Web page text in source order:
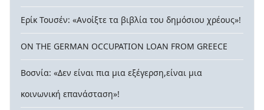
Ερίκ Τουσέν: «Ανοίξτε τα βιβλία του δημόσιου χρέους»!
ON THE GERMAN OCCUPATION LOAN FROM GREECE
Βοσνία: «Δεν είναι πια μια εξέγερση,είναι μια
κοινωνική επανάσταση»!